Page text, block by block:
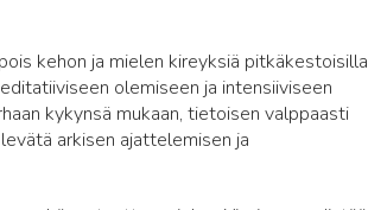
kehon ja mielen kireyksiä pitkäkestoisilla
olemiseen ja intensiiviseen
kykynsä mukaan, tietoisen valppaasti
arkisen ajattelemisen ja